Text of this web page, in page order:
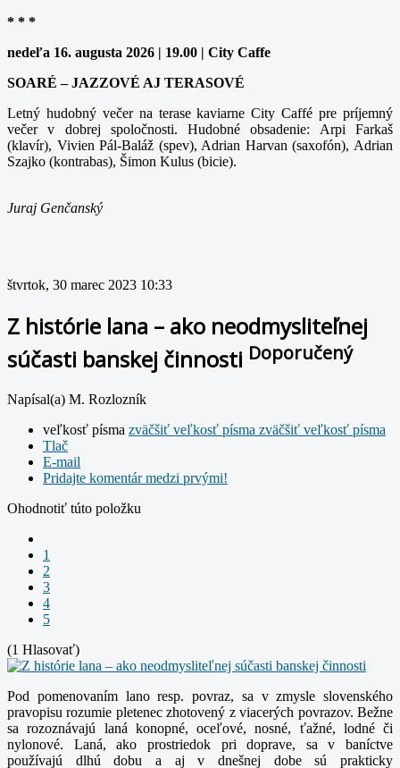
* * *
nedeľa 16. augusta 2026 | 19.00 | City Caffe
SOARÉ – JAZZOVÉ AJ TERASOVÉ
Letný hudobný večer na terase kaviarne City Caffé pre príjemný
večer v dobrej spoločnosti. Hudobné obsadenie: Arpi Farkaš
(klavír), Vivien Pál-Baláž (spev), Adrian Harvan (saxofón), Adrian
Szajko (kontrabas), Šimon Kulus (bicie).
Juraj Genčanský
štvrtok, 30 marec 2023 10:33
Z histórie lana – ako neodmysliteľnej
súčasti banskej činnosti Doporučený
Napísal(a) M. Rozlozník
veľkosť písma zväčšiť veľkosť písma zväčšiť veľkosť písma
Tlač
E-mail
Pridajte komentár medzi prvými!
Ohodnotiť túto položku
1
2
3
4
5
(1 Hlasovať)
Pod pomenovaním lano resp. povraz, sa v zmysle slovenského
pravopisu rozumie pletenec zhotovený z viacerých povrazov. Bežne
sa rozoznávajú laná konopné, oceľové, nosné, ťažné, lodné či
nylonové. Laná, ako prostriedok pri doprave, sa v baníctve
používajú dlhú dobu a aj v dnešnej dobe sú prakticky